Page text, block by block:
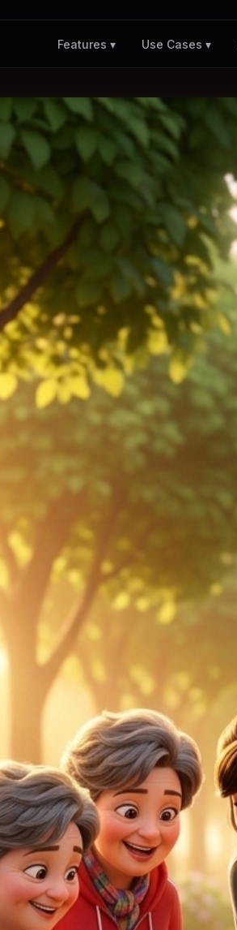
Features ▾ Use Cases ▾